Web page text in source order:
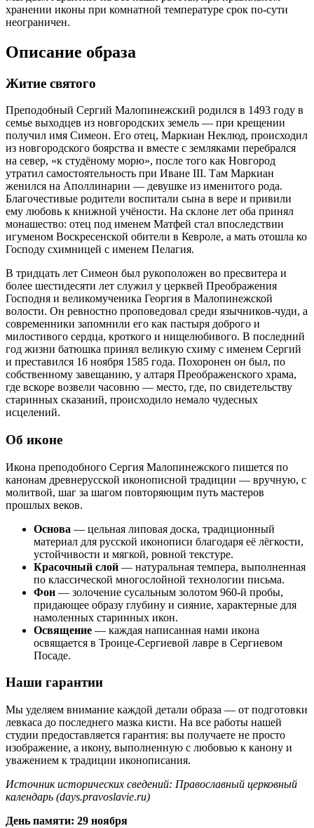
хранении иконы при комнатной температуре срок по-сути
неограничен.
Описание образа
Житие святого
Преподобный Сергий Малопинежский родился в 1493 году в
семье выходцев из новгородских земель — при крещении
получил имя Симеон. Его отец, Маркиан Неклюд, происходил
из новгородского боярства и вместе с земляками перебрался
на север, «к студёному морю», после того как Новгород
утратил самостоятельность при Иване III. Там Маркиан
женился на Аполлинарии — девушке из именитого рода.
Благочестивые родители воспитали сына в вере и привили
ему любовь к книжной учёности. На склоне лет оба принял
монашество: отец под именем Матфей стал впоследствии
игуменом Воскресенской обители в Кевроле, а мать отошла ко
Господу схимницей с именем Пелагия.
В тридцать лет Симеон был рукоположен во пресвитера и
более шестидесяти лет служил у церквей Преображения
Господня и великомученика Георгия в Малопинежской
волости. Он ревностно проповедовал среди язычников-чуди, а
современники запомнили его как пастыря доброго и
милостивого сердца, кроткого и нищелюбивого. В последний
год жизни батюшка принял великую схиму с именем Сергий
и преставился 16 ноября 1585 года. Похоронен он был, по
собственному завещанию, у алтаря Преображенского храма,
где вскоре возвели часовню — место, где, по свидетельству
старинных сказаний, происходило немало чудесных
исцелений.
Об иконе
Икона преподобного Сергия Малопинежского пишется по
канонам древнерусской иконописной традиции — вручную, с
молитвой, шаг за шагом повторяющим путь мастеров
прошлых веков.
Основа — цельная липовая доска, традиционный
материал для русской иконописи благодаря её лёгкости,
устойчивости и мягкой, ровной текстуре.
Красочный слой — натуральная темпера, выполненная
по классической многослойной технологии письма.
Фон — золочение сусальным золотом 960-й пробы,
придающее образу глубину и сияние, характерные для
намоленных старинных икон.
Освящение — каждая написанная нами икона
освящается в Троице-Сергиевой лавре в Сергиевом
Посаде.
Наши гарантии
Мы уделяем внимание каждой детали образа — от подготовки
левкаса до последнего мазка кисти. На все работы нашей
студии предоставляется гарантия: вы получаете не просто
изображение, а икону, выполненную с любовью к канону и
уважением к традиции иконописания.
Источник исторических сведений: Православный церковный
календарь (days.pravoslavie.ru)
День памяти: 29 ноября